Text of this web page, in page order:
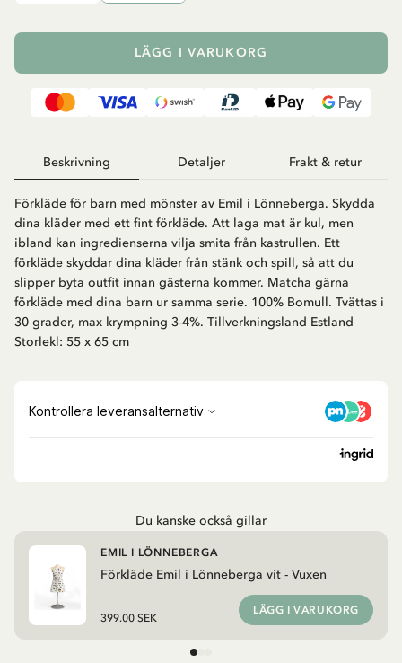
LÄGG I VARUKORG
Beskrivning Detaljer Frakt & retur
Förkläde för barn med mönster av Emil i Lönneberga. Skydda
dina kläder med ett fint förkläde. Att laga mat är kul, men
ibland kan ingredienserna vilja smita från kastrullen. Ett
förkläde skyddar dina kläder från stänk och spill, så att du
slipper byta outfit innan gästerna kommer. Matcha gärna
förkläde med dina barn ur samma serie. 100% Bomull. Tvättas i
30 grader, max krympning 3-4%. Tillverkningsland Estland
Storlekl: 55 x 65 cm
Du kanske också gillar
Förkläde Emil i Lönneberga vit - Vuxen
EMIL I LÖNNEBERGA
399.00 SEK
LÄGG I VARUKORG